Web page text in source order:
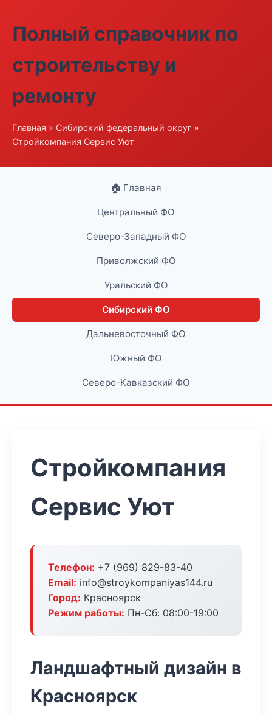
Полный справочник по
строительству и
ремонту
Главная » Сибирский федеральный округ »
Стройкомпания Сервис Уют
🏠 Главная
Центральный ФО
Северо-Западный ФО
Приволжский ФО
Уральский ФО
Сибирский ФО
Дальневосточный ФО
Южный ФО
Северо-Кавказский ФО
Стройкомпания
Сервис Уют
Телефон: +7 (969) 829-83-40
Email: info@stroykompaniyas144.ru
Город: Красноярск
Режим работы: Пн-Сб: 08:00-19:00
Ландшафтный дизайн в
Красноярск